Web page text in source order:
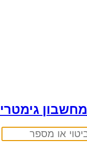
מחשבון